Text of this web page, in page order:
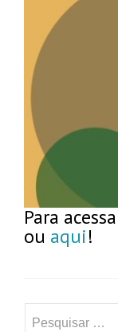
Para
ou aqui!